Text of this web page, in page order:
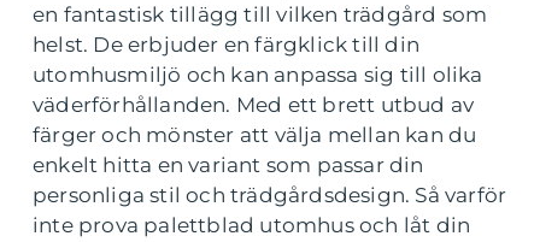
en fantastisk tillägg till vilken trädgård som
helst. De erbjuder en färgklick till din
utomhusmiljö och kan anpassa sig till olika
väderförhållanden. Med ett brett utbud av
färger och mönster att välja mellan kan du
enkelt hitta en variant som passar din
personliga stil och trädgårdsdesign. Så varför
inte prova palettblad utomhus och låt din